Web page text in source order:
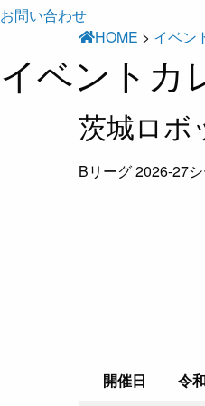
お問い合わせ
HOME > イベン
イベントカ
茨城ロボ
Bリーグ 2026-27
開催日 令